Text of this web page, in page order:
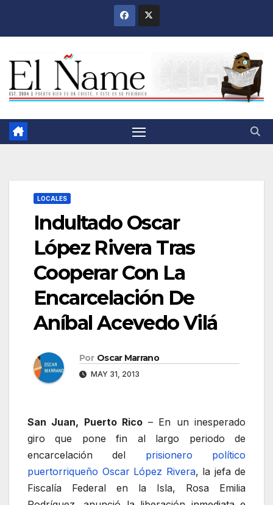
LOCALES
Indultado Oscar
López Rivera Tras
Cooperar Con La
Encarcelación De
Aníbal Acevedo Vilá
Por Oscar Marrano
MAY 31, 2013
San Juan, Puerto Rico– En un inesperado
giro que pone fin al largo periodo de
encarcelación del prisionero político
puertorriqueño Oscar López Rivera, la jefa de
Fiscalía Federal en la Isla, Rosa Emilia